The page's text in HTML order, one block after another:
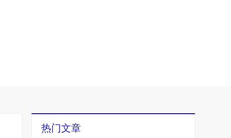
热门文章